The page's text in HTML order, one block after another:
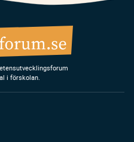
i förskolan.